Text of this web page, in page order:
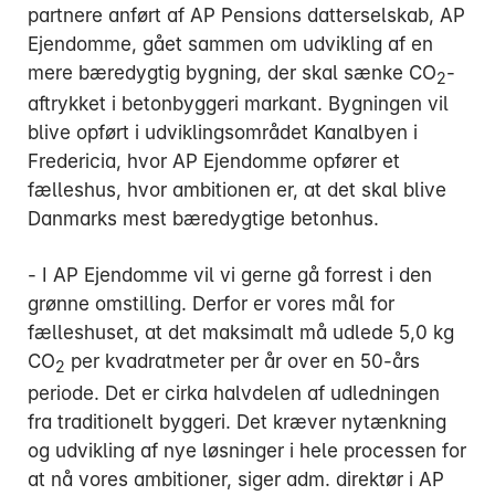
partnere anført af AP Pensions datterselskab, AP
Ejendomme, gået sammen om udvikling af en
mere bæredygtig bygning, der skal sænke CO2-
aftrykket i betonbyggeri markant. Bygningen vil
blive opført i udviklingsområdet Kanalbyen i
Fredericia, hvor AP Ejendomme opfører et
fælleshus, hvor ambitionen er, at det skal blive
Danmarks mest bæredygtige betonhus.
- I AP Ejendomme vil vi gerne gå forrest i den
grønne omstilling. Derfor er vores mål for
fælleshuset, at det maksimalt må udlede 5,0 kg
CO2 per kvadratmeter per år over en 50-års
periode. Det er cirka halvdelen af udledningen
fra traditionelt byggeri. Det kræver nytænkning
og udvikling af nye løsninger i hele processen for
at nå vores ambitioner, siger adm. direktør i AP